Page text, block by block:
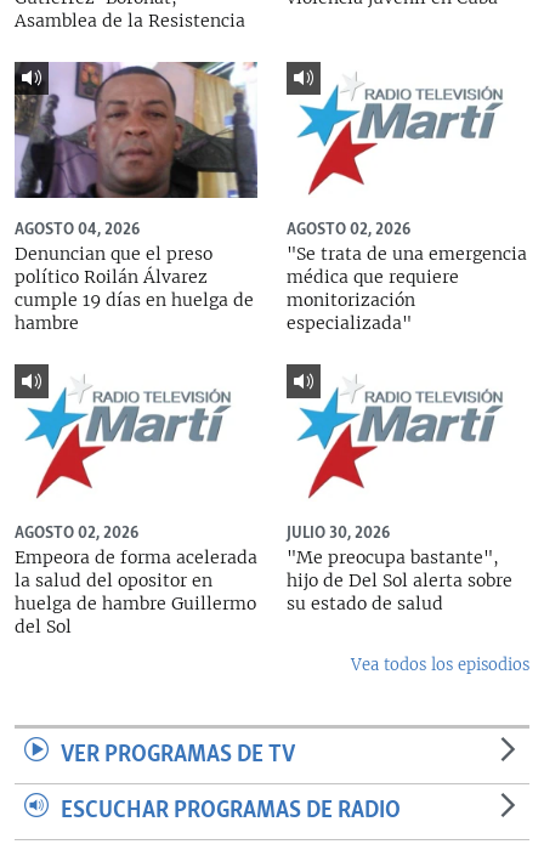
Asamblea de la Resistencia
AGOSTO 04, 2026
Denuncian que el preso
político Roilán Álvarez
cumple 19 días en huelga de
hambre
AGOSTO 02, 2026
"Se trata de una emergencia
médica que requiere
monitorización
especializada"
AGOSTO 02, 2026
Empeora de forma acelerada
la salud del opositor en
huelga de hambre Guillermo
del Sol
JULIO 30, 2026
"Me preocupa bastante",
hijo de Del Sol alerta sobre
su estado de salud
Vea todos los episodios
VER PROGRAMAS DE TV
ESCUCHAR PROGRAMAS DE RADIO